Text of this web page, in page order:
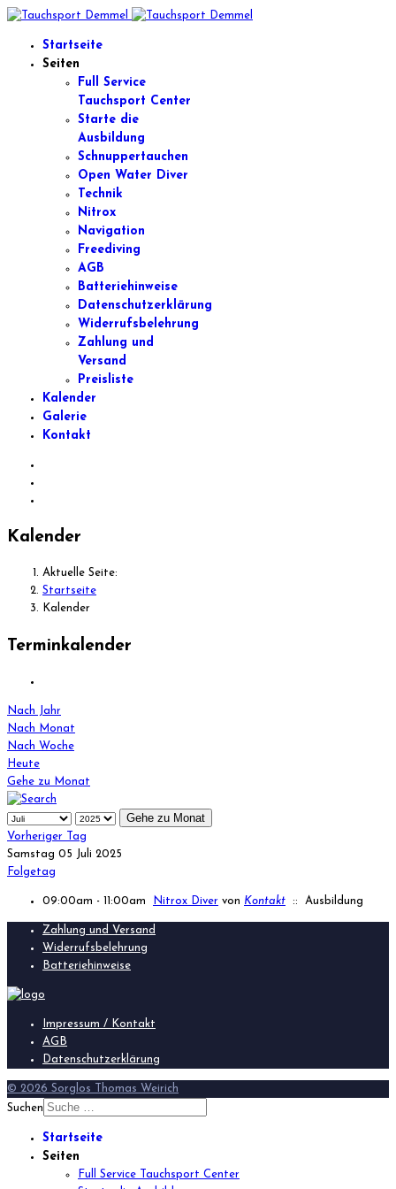
Startseite
Seiten
Full Service
Tauchsport Center
Starte die
Ausbildung
Schnuppertauchen
Open Water Diver
Technik
Nitrox
Navigation
Freediving
AGB
Batteriehinweise
Datenschutzerklärung
Widerrufsbelehrung
Zahlung und
Versand
Preisliste
Kalender
Galerie
Kontakt
Kalender
Aktuelle Seite:
Startseite
Kalender
Terminkalender
Nach Jahr
Nach Monat
Nach Woche
Heute
Gehe zu Monat
Gehe zu Monat
Vorheriger Tag
Samstag 05 Juli 2025
Folgetag
09:00am - 11:00am Nitrox Diver von Kontakt :: Ausbildung
Zahlung und Versand
Widerrufsbelehrung
Batteriehinweise
Impressum / Kontakt
AGB
Datenschutzerklärung
© 2026 Sorglos Thomas Weirich
Suchen
Startseite
Seiten
Full Service Tauchsport Center